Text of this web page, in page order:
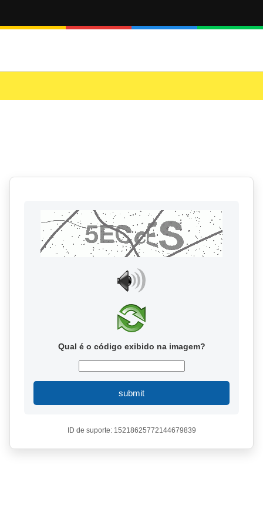
Qual é o código exibido na imagem?
submit
ID de suporte: 15218625772144679839